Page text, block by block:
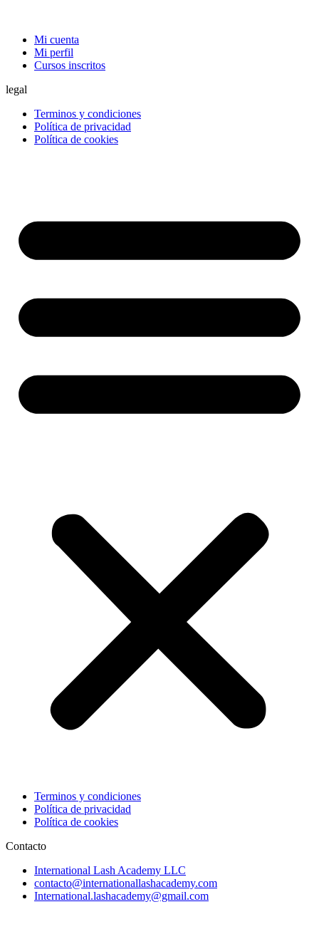
Mi cuenta
Mi perfil
Cursos inscritos
legal
Terminos y condiciones
Política de privacidad
Política de cookies
Terminos y condiciones
Política de privacidad
Política de cookies
Contacto
International Lash Academy LLC
contacto@internationallashacademy.com
International.lashacademy@gmail.com